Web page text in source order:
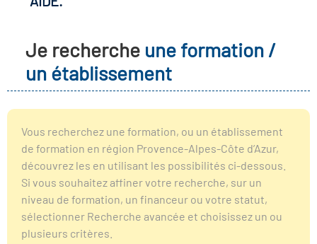
les métiers
clés métiers et
lieu d'information ou
des métiers en
des transitions
Solidaire (ESS)
du secteur sanitaire
Je recherche une formation /
un établissement
Vous recherchez une formation, ou un établissement
de formation en région Provence-Alpes-Côte d’Azur,
découvrez les en utilisant les possibilités ci-dessous.
Si vous souhaitez affiner votre recherche, sur un
niveau de formation, un financeur ou votre statut,
sélectionner Recherche avancée et choisissez un ou
plusieurs critères.